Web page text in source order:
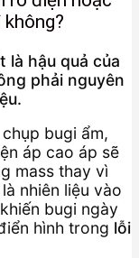
là hậu quả của
phải nguyên
bugi ẩm,
áp cao áp sẽ
mass thay vì
nhiên liệu vào
bugi ngày
hình trong lỗi